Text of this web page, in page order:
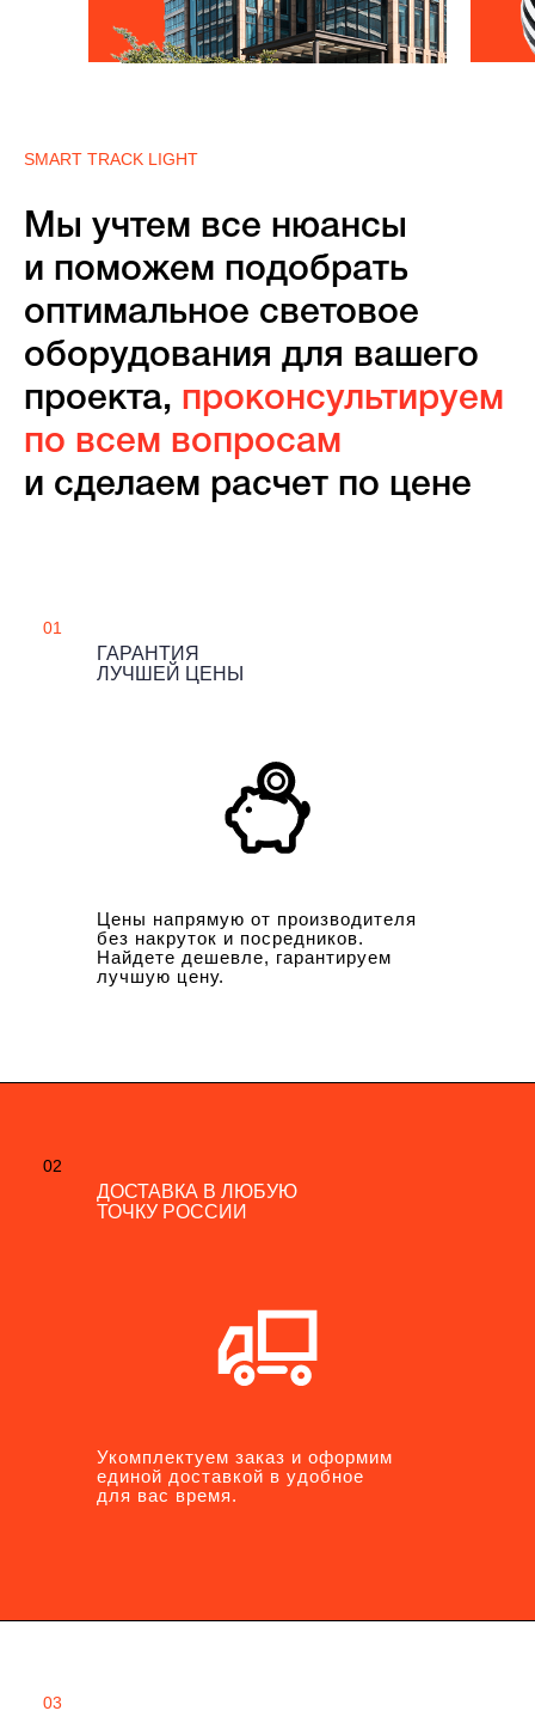
SMART TRACK LIGHT
Мы учтем все нюансы
и поможем подобрать
оптимальное световое
оборудования для вашего
проекта, проконсультируем
по всем вопросам
и сделаем расчет по цене
01
ГАРАНТИЯ
ЛУЧШЕЙ ЦЕНЫ
Цены напрямую от производителя
без накруток и посредников.
Найдете дешевле, гарантируем
лучшую цену.
02
ДОСТАВКА В ЛЮБУЮ
ТОЧКУ РОССИИ
Укомплектуем заказ и оформим
единой доставкой в удобное
для вас время.
02
ДОСТАВКА В ЛЮБУЮ
ТОЧКУ РОССИИ
Укомплектуем заказ и оформим
единой доставкой в удобное
для вас время.
03